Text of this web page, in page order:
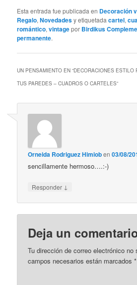
Esta entrada fue publicada en Decoración
Regalo,Novedadesy etiquetadacartel,
romántico,vintagepor Birdikus
permanente.
UN PENSAMIENTO EN “DECORACIONES ESTILO
TUS PAREDES – CUADROS O CARTELES”
Orneida Rodriguez Himioben03/08/
sencillamente hermoso….:-)
Responder ↓
Deja un
Tu dirección de correo electrónico no
campos necesarios están marcados*